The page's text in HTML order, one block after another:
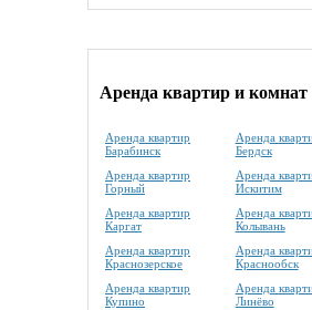
Аренда квартир и комнат
Аренда квартир
Барабинск
Аренда
Бердск
Аренда квартир
Горный
Аренда
Искитим
Аренда квартир
Каргат
Аренда
Колывань
Аренда квартир
Краснозерское
Аренда
Краснообск
Аренда квартир
Купино
Аренда
Линёво